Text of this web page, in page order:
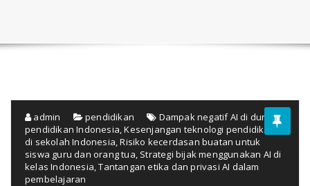
admin pendidikan
Dampak negatif AI di dunia
pendidikan Indonesia ,Kesenjangan teknologi pendidikan
di sekolah Indonesia ,Risiko kecerdasan buatan untuk
siswa guru dan orang tua Strategi bijak menggunakan AI di
kelas Indonesia ,Tantangan etika dan privasi AI dalam
pembelajaran